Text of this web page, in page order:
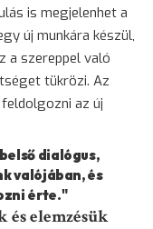
is megjelenhet a
új munkára készül,
a szereppel való
tükrözi. Az
az új
dialógus,
valójában, és
érte."
elemzésük